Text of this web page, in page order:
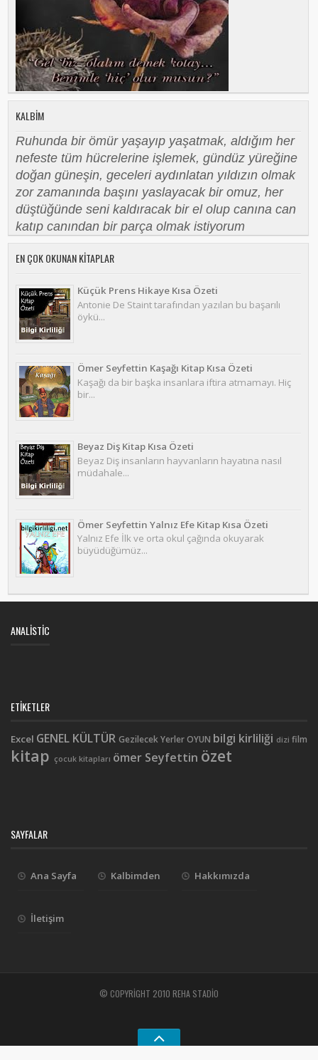
KALBIM
Ruhunda bir ömür yaşayıp yaşatmak, aldığım her
nefeste tüm hücrelerine işlemek, gündüz yüreğine
doğan güneşin, geceleri aydınlatan yıldızın olmak
zor zamanında başını yaslayacak bir omuz, her
düştüğünde seni kaldıracak bir el olup canına can
katıp canından bir parça olmak istiyorum
EN ÇOK OKUNAN KITAPLAR
Küçük Prens Hikaye Kısa Özeti
Antonie De Staint tarafından yazılan bu başarılı
öykü...
Ömer Seyfettin Kaşağı Kitap Kısa Özeti
Kaşağı da bir başka insanlara iftira atmamayı. Hiç
bir...
Beyaz Diş Kitap Kısa Özeti
Beyaz Diş insanların hayvanların hayatına nasıl
müdahale...
Ömer Seyfettin Yalnız Efe Kitap Kısa Özeti
Yalnız Efe İlk ve orta okul çağında okuyarak
büyüdüğümüz...
ANALISTIC
ETIKETLER
Excel GENEL KÜLTÜR Gezilecek YerlerOYUN bilgi kirliliği dizi film
kitap çocuk kitapları ömer Seyfettin özet
SAYFALAR
Ana Sayfa Kalbimden Hakkımızda
İletişim
© COPYRIGHT 2010 REHA STADIO